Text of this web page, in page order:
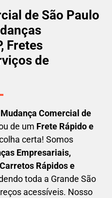
de São Paulo
Fretes
de
Mudança Comercial de
de um Frete Rápido e
certa! Somos
Empresariais,
Rápidos e
toda a Grande São
acessíveis. Nosso